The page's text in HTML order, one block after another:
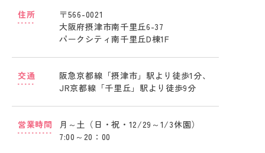
住所
〒566-0021
大阪府摂津市南千里丘6-37
パークシティ南千里丘D棟1F
交通
阪急京都線「摂津市」駅より徒歩1分、
JR京都線「千里丘」駅より徒歩9分
営業時間
月～土（日・祝・12/29～1/3休園）
7:00～20：00